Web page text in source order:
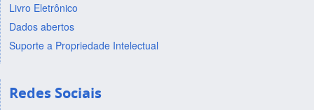
Livro Eletrônico
Dados abertos
Suporte a Propriedade Intelectual
Redes Sociais